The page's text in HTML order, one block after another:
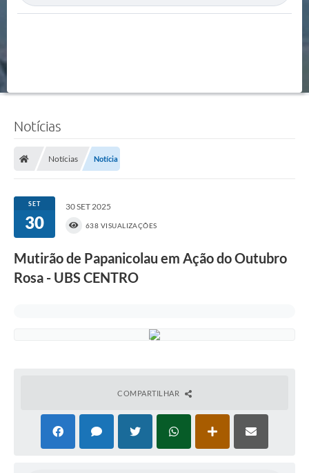
Notícias
Notícias Notícia
SET
30
30 SET 2025
638 VISUALIZAÇÕES
Mutirão de Papanicolau em Ação do Outubro
Rosa - UBS CENTRO
COMPARTILHAR